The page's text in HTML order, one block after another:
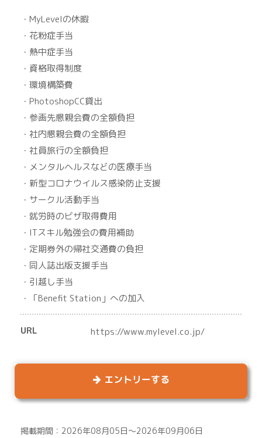
・MyLevelの休暇
・花粉症手当
・熱中症手当
・資格取得制度
・環境構築費
・PhotoshopCC貸出
・参画先懇親会費の全額負担
・社内懇親会費の全額負担
・社員旅行の全額負担
・メンタルヘルスなどの医療手当
・新型コロナウイルス感染防止支援
・サークル活動手当
・就労時のビザ取得費用
・ITスキル勉強会の費用補助
・定期券外の帰社交通費の負担
・同人誌出版支援手当
・引越し手当
・「Benefit Station」への加入
URL https://www.mylevel.co.jp/
エントリーする
掲載期間：2026年08月05日～2026年09月06日